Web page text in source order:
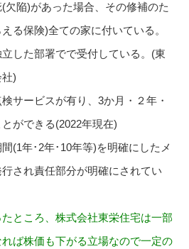
欠陥)があった場合、その修補のた
る保険)全ての家に付いている。
した部署でで受付している。(東
)
サービスが有り、3か月・２年・
ができる(2022年現在)
(1年･2年･10年等)を明確にしたメ
され責任部分が明確にされてい
ところ、株式会社東栄住宅は一部
れば株価も下がる立場なので一定の